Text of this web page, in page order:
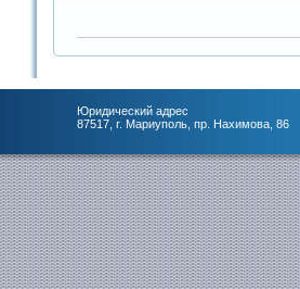
Юридический адрес
87517, г. Мариуполь, пр. Нахимова, 86